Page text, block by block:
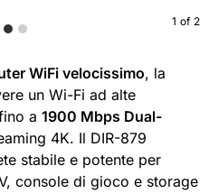
1 of 2
WiFi velocissimo, la
un Wi-Fi ad alte
a 1900 Mbps Dual-
4K. Il DIR-879
stabile e potente per
console di gioco e storage